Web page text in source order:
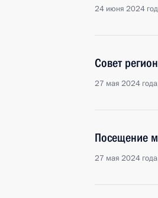
24 июня 2024
Совет
27 мая 2024
Посещение
27 мая 2024